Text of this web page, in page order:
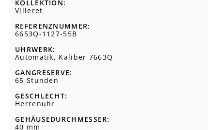
KOLLEKTION
Villeret
REFERENZNUMMER
6653Q-1127-55B
UHRWERK
Automatik, Kaliber 7663Q
GANGRESERVE
65 Stunden
GESCHLECHT
Herrenuhr
GEHÄUSEDURCHMESSER
40 mm